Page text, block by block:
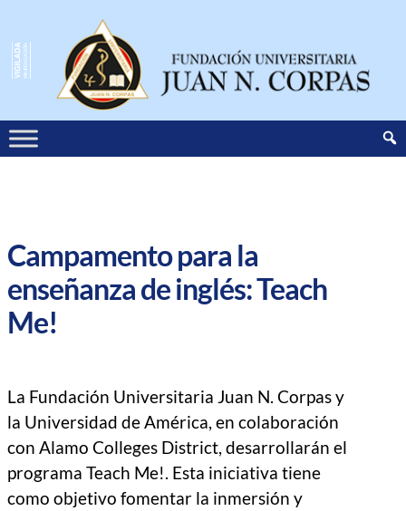
Campamento para la
enseñanza de inglés: Teach
Me!
La Fundación Universitaria Juan N. Corpas y
la Universidad de América, en colaboración
con Alamo Colleges District, desarrollarán el
programa Teach Me!. Esta iniciativa tiene
como objetivo fomentar la inmersión y